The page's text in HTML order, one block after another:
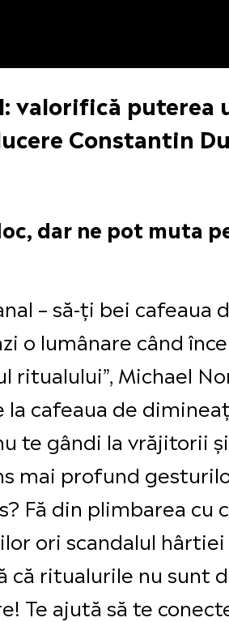
valorifică puterea
Constantin
dar ne pot muta
– să-ți bei cafeaua
o lumânare când
ritualului”, Michael
cafeaua de
te gândi la vrăjitorii
mai profund
Fă din plimbarea cu
ori scandalul
că ritualurile nu sunt
Te ajută să te